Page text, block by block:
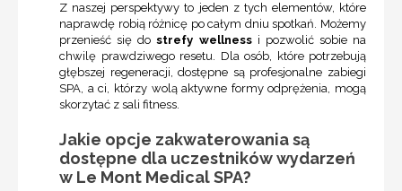
Z naszej perspektywy to jeden z tych elementów, które
naprawdę robią różnicę po całym dniu spotkań. Możemy
przenieść się dostrefy wellness i pozwolić sobie na
chwilę prawdziwego resetu. Dla osób, które potrzebują
głębszej regeneracji, dostępne są profesjonalne zabiegi
SPA, a ci, którzy wolą aktywne formy odprężenia, mogą
skorzytać z sali fitness.
Jakie opcje zakwaterowania są
dostępne dla uczestników wydarzeń
w Le Mont Medical SPA?